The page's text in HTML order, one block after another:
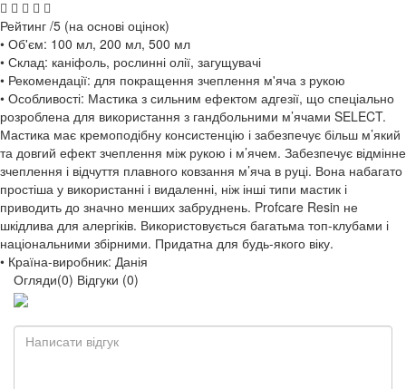
Рейтинг /5 (на основі оцінок)
• Об'єм: 100 мл, 200 мл, 500 мл
• Склад: каніфоль, рослинні олії, загущувачі
• Рекомендації: для покращення зчеплення м'яча з рукою
• Особливості: Мастика з сильним ефектом адгезії, що спеціально
розроблена для використання з гандбольними м’ячами SELECT.
Мастика має кремоподібну консистенцію і забезпечує більш м’який
та довгий ефект зчеплення між рукою і м’ячем. Забезпечує відмінне
зчеплення і відчуття плавного ковзання м’яча в руці. Вона набагато
простіша у використанні і видаленні, ніж інші типи мастик і
приводить до значно менших забруднень. Profcare Resin не
шкідлива для алергіків. Використовується багатьма топ-клубами і
національними збірними. Придатна для будь-якого віку.
• Країна-виробник: Данія
Огляди(0) Відгуки (0)